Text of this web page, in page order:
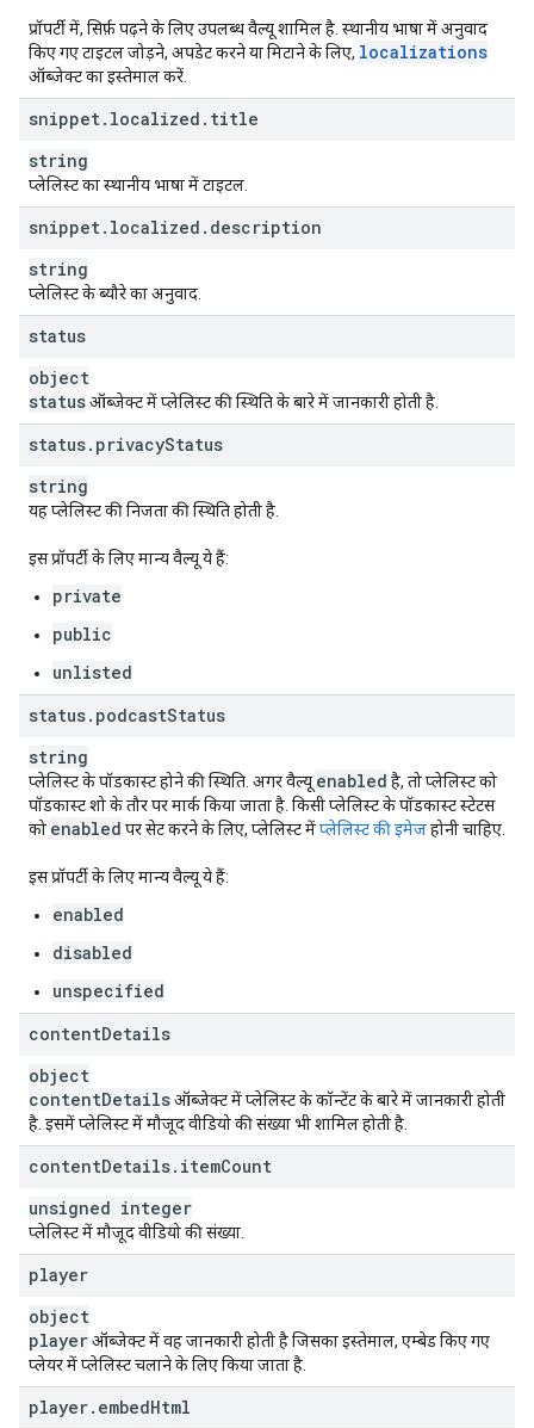
प्रॉपर्टी में, सिर्फ़ पढ़ने के लिए उपलब्ध वैल्यू शामिल है. स्थानीय भाषा में अनुवाद
किए गए टाइटल जोड़ने, अपडेट करने या मिटाने के लिए, localizations
ऑब्जेक्ट का इस्तेमाल करें.
snippet. localized . title
string
प्लेलिस्ट का स्थानीय भाषा में टाइटल.
snippet. localized . description
string
प्लेलिस्ट के ब्यौरे का अनुवाद.
status
object
statusऑब्जेक्ट में प्लेलिस्ट की स्थिति के बारे में जानकारी होती है.
status. privacyStatus
string
यह प्लेलिस्ट की निजता की स्थिति होती है.
इस प्रॉपर्टी के लिए मान्य वैल्यू ये हैं:
private
public
unlisted
status. podcastStatus
string
प्लेलिस्ट के पॉडकास्ट होने की स्थिति. अगर वैल्यू enabled है, तो प्लेलिस्ट को
पॉडकास्ट शो के तौर पर मार्क किया जाता है. किसी प्लेलिस्ट के पॉडकास्ट स्टेटस
को enabled पर सेट करने के लिए, प्लेलिस्ट मेंप्लेलिस्ट की इमेजहोनी चाहिए.
इस प्रॉपर्टी के लिए मान्य वैल्यू ये हैं:
enabled
disabled
unspecified
contentDetails
object
contentDetailsऑब्जेक्ट में प्लेलिस्ट के कॉन्टेंट के बारे में जानकारी होती
है. इसमें प्लेलिस्ट में मौजूद वीडियो की संख्या भी शामिल होती है.
contentDetails. itemCount
unsigned integer
प्लेलिस्ट में मौजूद वीडियो की संख्या.
player
object
playerऑब्जेक्ट में वह जानकारी होती है जिसका इस्तेमाल, एम्बेड किए गए
प्लेयर में प्लेलिस्ट चलाने के लिए किया जाता है.
player. embedHtml